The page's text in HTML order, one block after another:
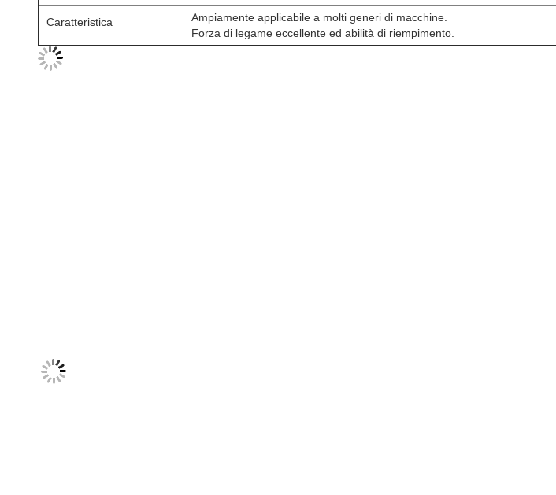
Caratteristica
Ampiamente applicabile a molti generi di macchine.
Forza di legame eccellente ed abilità di riempimento.